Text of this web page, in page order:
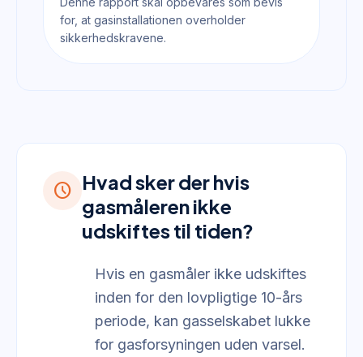
for, at gasinstallationen overholder
sikkerhedskravene.
schedule Hvad sker der hvis
gasmåleren ikke
udskiftes til tiden?
Hvis en gasmåler ikke udskiftes
inden for den lovpligtige 10-års
periode, kan gasselskabet lukke
for gasforsyningen uden varsel.